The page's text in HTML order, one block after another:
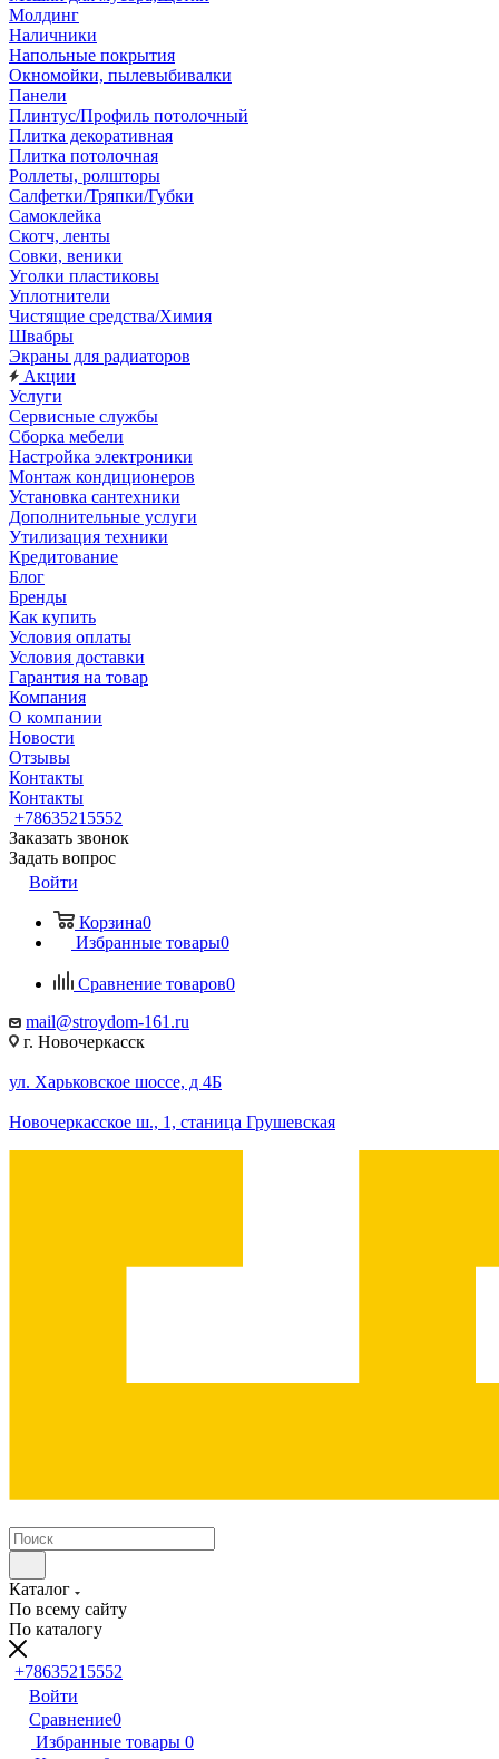
Молдинг
Наличники
Напольные покрытия
Окномойки, пылевыбивалки
Панели
Плинтус/Профиль потолочный
Плитка декоративная
Плитка потолочная
Роллеты, ролшторы
Салфетки/Тряпки/Губки
Самоклейка
Скотч, ленты
Совки, веники
Уголки пластиковы
Уплотнители
Чистящие средства/Химия
Швабры
Экраны для радиаторов
Акции
Услуги
Сервисные службы
Сборка мебели
Настройка электроники
Монтаж кондиционеров
Установка сантехники
Дополнительные услуги
Утилизация техники
Кредитование
Блог
Бренды
Как купить
Условия оплаты
Условия доставки
Гарантия на товар
Компания
О компании
Новости
Отзывы
Контакты
Контакты
+78635215552
Заказать звонок
Задать вопрос
Войти
Корзина0
Избранные товары0
Сравнение товаров0
mail@stroydom-161.ru
г. Новочеркасск
ул. Харьковское шоссе, д 4Б
Новочеркасское ш., 1, станица Грушевская
Каталог
По всему сайту
По каталогу
+78635215552
Войти
Сравнение0
Избранные товары 0